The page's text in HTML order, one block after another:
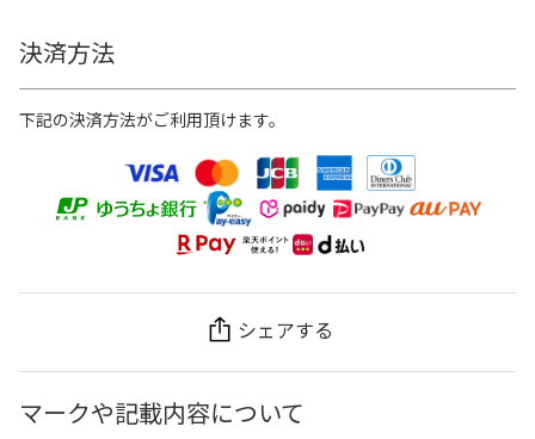
決済方法
下記の決済方法がご利用頂けます。
シェアする
マークや記載内容について